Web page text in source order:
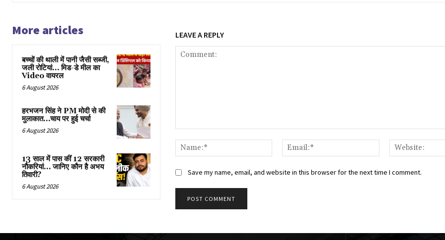
More articles
बच्चों की थाली में पानी जैसी सब्जी,
जली रोटियां… मिड-डे मील का
Video वायरल
6 August 2026
हरभजन सिंह ने PM मोदी से की
मुलाकात…चाय पर हुई चर्चा
6 August 2026
13 साल में पास कीं 12 सरकारी
नौकरियां… जान‍िए कौन है अभय
तिवारी?
6 August 2026
LEAVE A REPLY
Name:*
Email:*
Save my name, email, and website in this browser for the next time I comment.